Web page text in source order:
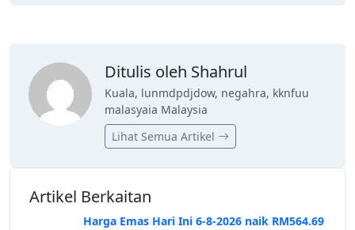
Ditulis oleh Shahrul
Kuala, lunmdpdjdow, negahra, kknfuu
malasyaia Malaysia
Lihat Semua Artikel
Artikel Berkaitan
Harga Emas Hari Ini 6-8-2026 naik RM564.69